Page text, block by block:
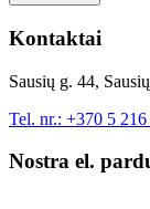
Kontaktai
Sausių g. 44,
Tel. nr.: +370 5
Nostra el.